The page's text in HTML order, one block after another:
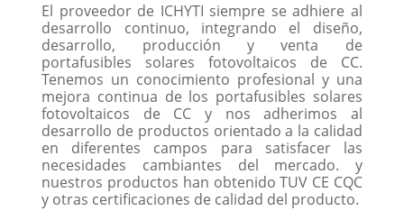
El proveedor de ICHYTI siempre se adhiere al
desarrollo continuo, integrando el diseño,
desarrollo, producción y venta de
portafusibles solares fotovoltaicos de CC.
Tenemos un conocimiento profesional y una
mejora continua de los portafusibles solares
fotovoltaicos de CC y nos adherimos al
desarrollo de productos orientado a la calidad
en diferentes campos para satisfacer las
necesidades cambiantes del mercado. y
nuestros productos han obtenido TUV CE CQC
y otras certificaciones de calidad del producto.